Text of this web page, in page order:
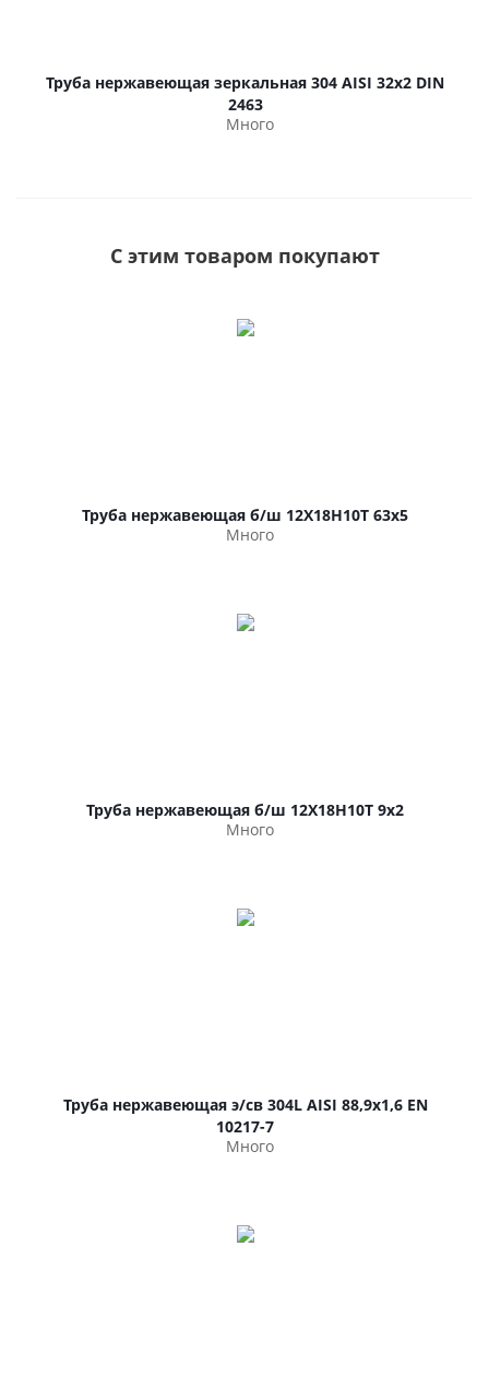
Труба нержавеющая зеркальная 304 AISI 32х2 DIN
2463
Много
С этим товаром покупают
Труба нержавеющая б/ш 12Х18Н10Т 63х5
Много
Труба нержавеющая б/ш 12Х18Н10Т 9х2
Много
Труба нержавеющая э/св 304L AISI 88,9х1,6 EN
10217-7
Много